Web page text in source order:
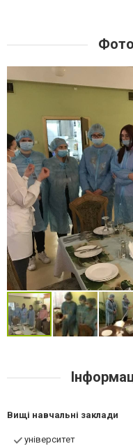
Вищі навчальні заклади
університет